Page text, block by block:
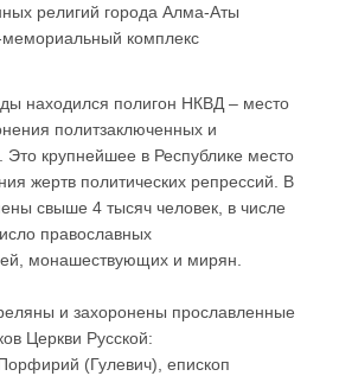
религий города Алма-Аты
мемориальный комплекс
находился полигон НКВД – место
политзаключенных и
Это крупнейшее в Республике место
жертв политических репрессий. В
свыше 4 тысяч человек, в числе
православных
монашествующих и мирян.
и захоронены прославленные
Церкви Русской:
(Гулевич), епископ